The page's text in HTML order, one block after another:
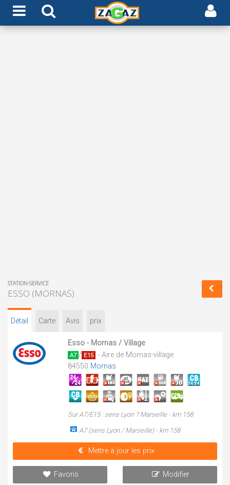
STATION-SERVICE
ESSO (MORNAS)
Détail Carte Avis prix
Esso - Mornas / Village
A7 / E15 - Aire de Mornas-village
84550 Mornas
Sur A7/E15 : sens Lyon ? Marseille - km 158
A7 (sens Lyon / Marseille) - km 158
Mettre à jour les prix
Favoris Modifier